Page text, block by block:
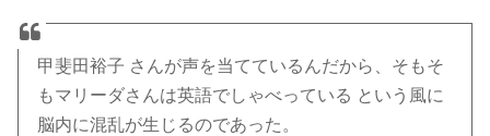
甲斐田裕子 さんが声を当てているんだから、そもそ
もマリーダさんは英語でしゃべっている という風に
脳内に混乱が生じるのであった。